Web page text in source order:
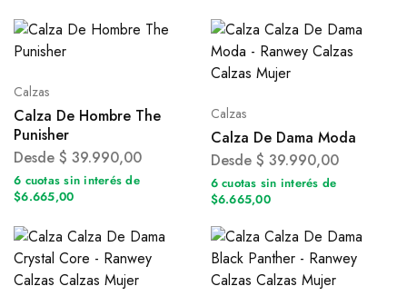
Calzas
Calza De Hombre The
Punisher
Desde $ 39.990,00
6 cuotas sin interés de
$6.665,00
Calzas
Calza De Dama Moda
Desde $ 39.990,00
6 cuotas sin interés de
$6.665,00